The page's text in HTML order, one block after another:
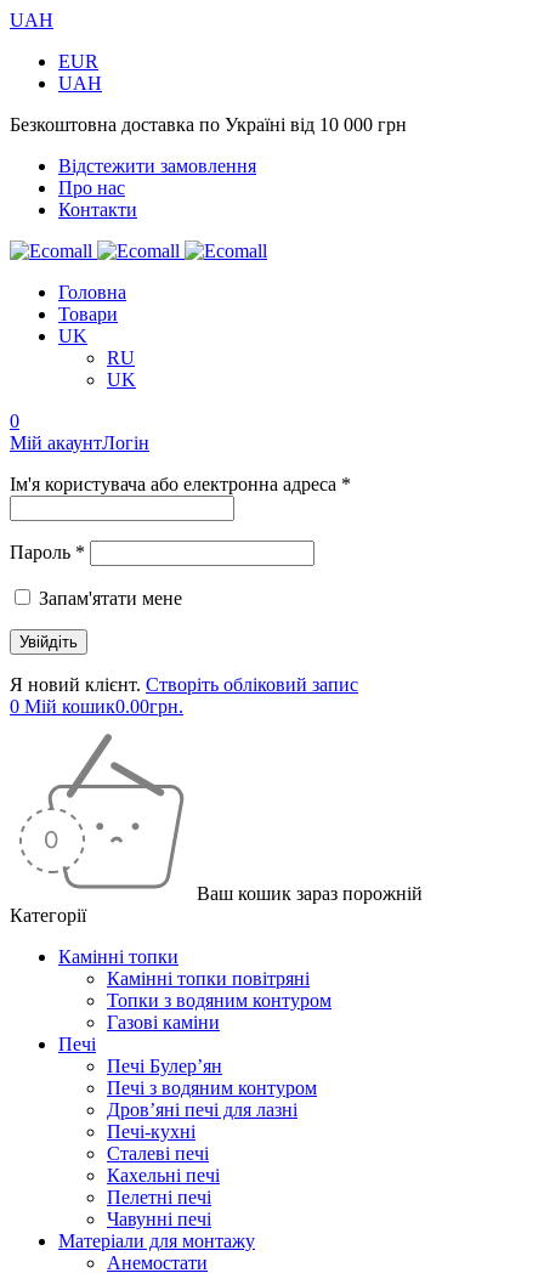
UAH
EUR
UAH
Безкоштовна доставка по Україні від 10 000 грн
Відстежити замовлення
Про нас
Контакти
Головна
Товари
UK
RU
UK
0
Мій акаунтЛогін
Ім'я користувача або електронна адреса *
Пароль *
Запам'ятати мене
Я новий клієнт. Створіть обліковий запис
0 Мій кошик0.00грн.
Ваш кошик зараз порожній
Категорії
Камінні топки
Камінні топки повітряні
Топки з водяним контуром
Газові каміни
Печі
Печі Булер’ян
Печі з водяним контуром
Дров’яні печі для лазні
Печі-кухні
Сталеві печі
Кахельні печі
Пелетні печі
Чавунні печі
Матеріали для монтажу
Анемостати